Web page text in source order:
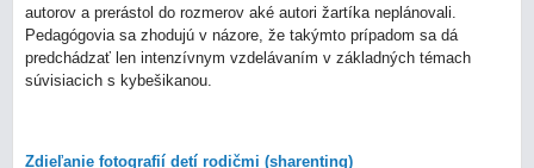
autorov a prerástol do rozmerov aké autori žartíka neplánovali.
Pedagógovia sa zhodujú v názore, že takýmto prípadom sa dá
predchádzať len intenzívnym vzdelávaním v základných témach
súvisiacich s kybešikanou.
Zdieľanie fotografií detí rodičmi (sharenting)